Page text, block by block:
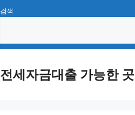
검색
전세자금대출 가능한 곳